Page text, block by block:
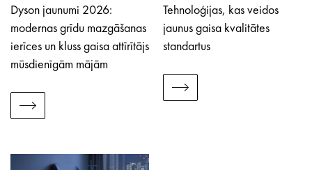
Dyson jaunumi 2026:
modernas grīdu mazgāšanas
ierīces un kluss gaisa attīrītājs
mūsdienīgām mājām
Tehnoloģijas, kas veidos
jaunus gaisa kvalitātes
standartus